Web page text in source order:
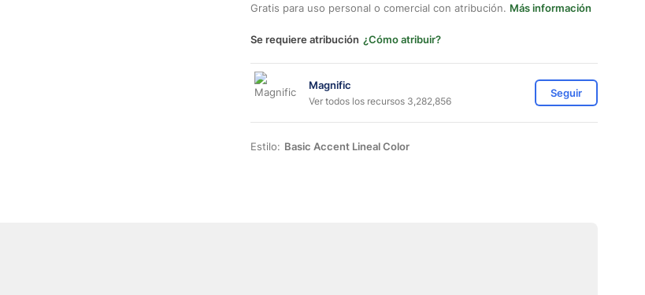
Gratis para uso personal o comercial con atribución. Más información
Se requiere atribución ¿Cómo atribuir?
Magnific
Ver todos los recursos 3,282,856
Seguir
Estilo: Basic Accent Lineal Color